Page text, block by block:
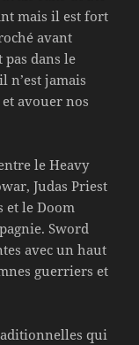
mais il est fort
avant
pas dans le
n’est jamais
avouer nos
le Heavy
Judas Priest
et le Doom
Sword
avec un haut
guerriers et
qui